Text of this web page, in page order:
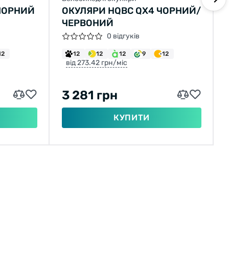
ОКУЛЯРИ HQBC QX4 ЧОРНИЙ/
ЧЕРВОНИЙ
0 відгуків
12 12 12 9 12
від 273.42 грн/міс
3 281 грн
КУПИТИ